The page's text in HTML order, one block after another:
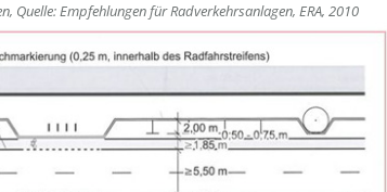
Quelle: Empfehlungen für Radverkehrsanlagen, ERA, 2010